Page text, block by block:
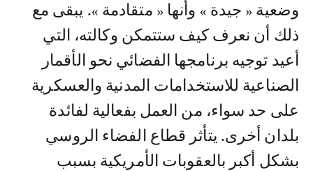
وضعية « جيدة » وأنها « متقادمة ». يبقى مع
ذلك أن نعرف كيف ستتمكن وكالته، التي
أعيد توجيه برنامجها الفضائي نحو الأقمار
الصناعية للاستخدامات المدنية والعسكرية
على حد سواء، من العمل بفعالية لفائدة
بلدان أخرى. يتأثر قطاع الفضاء الروسي
بشكل أكبر بالعقوبات الأمريكية بسبب